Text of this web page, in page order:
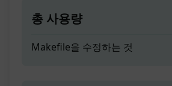
총 사용량
Makefile을 수정하는 것